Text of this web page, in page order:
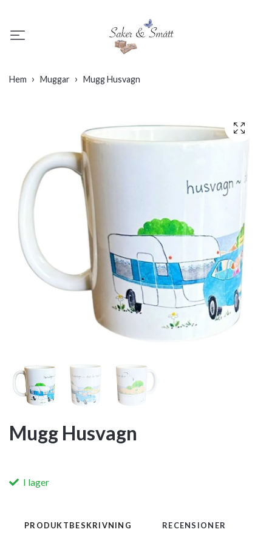
Hem Muggar Mugg Husvagn
Mugg Husvagn
I lager
PRODUKTBESKRIVNING RECENSIONER